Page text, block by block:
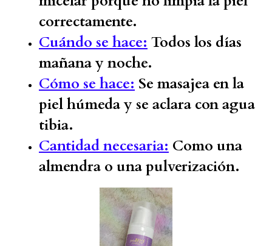
correctamente.
Cuándo se hace: Todos los días
mañana y noche.
Cómo se hace: Se masajea en la
piel húmeda y se aclara con agua
tibia.
Cantidad necesaria: Como una
almendra o una pulverización.